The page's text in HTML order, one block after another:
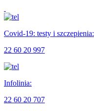
Covid-19: testy i szczepienia:
22 60 20 997
Infolinia:
22 60 20 707